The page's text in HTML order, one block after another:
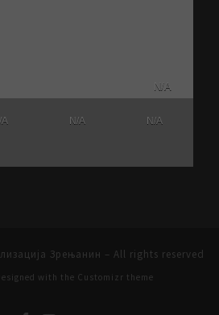
N/A
A N/A N/A
Зрењанин – All rights reserved
with the Customizr theme